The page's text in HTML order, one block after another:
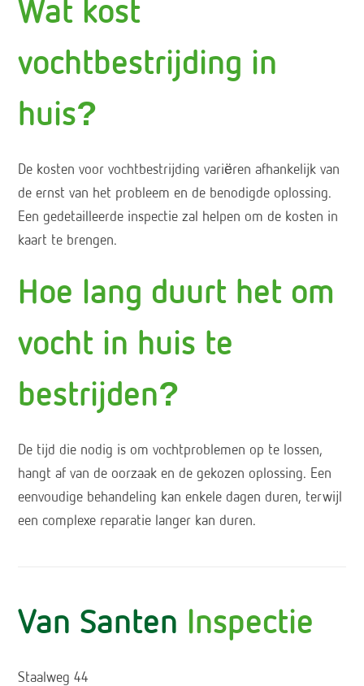
Wat kost
vochtbestrijding in
huis?
De kosten voor vochtbestrijding variëren afhankelijk van
de ernst van het probleem en de benodigde oplossing.
Een gedetailleerde inspectie zal helpen om de kosten in
kaart te brengen.
Hoe lang duurt het om
vocht in huis te
bestrijden?
De tijd die nodig is om vochtproblemen op te lossen,
hangt af van de oorzaak en de gekozen oplossing. Een
eenvoudige behandeling kan enkele dagen duren, terwijl
een complexe reparatie langer kan duren.
Van Santen Inspectie
Staalweg 44